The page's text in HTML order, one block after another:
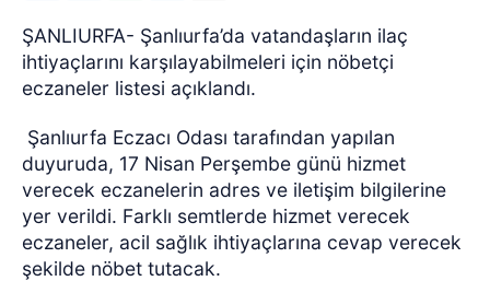
ŞANLIURFA- Şanlıurfa’da vatandaşların ilaç
ihtiyaçlarını karşılayabilmeleri için nöbetçi
eczaneler listesi açıklandı.
Şanlıurfa Eczacı Odası tarafından yapılan
duyuruda, 17 Nisan Perşembe günü hizmet
verecek eczanelerin adres ve iletişim bilgilerine
yer verildi. Farklı semtlerde hizmet verecek
eczaneler, acil sağlık ihtiyaçlarına cevap verecek
şekilde nöbet tutacak.